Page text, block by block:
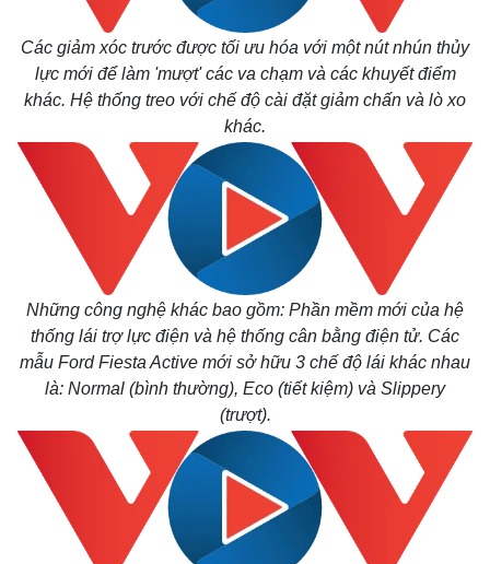
Thế giới
Quan sát
Cuộc sống đó đây
Multimedia
Video
Ảnh
E-Magazine
Infographic
Các giảm xóc trước được tối ưu hóa với một nút nhún thủy
lực mới để làm 'mượt' các va chạm và các khuyết điểm
khác. Hệ thống treo với chế độ cài đặt giảm chấn và lò xo
khác.
Những công nghệ khác bao gồm: Phần mềm mới của hệ
thống lái trợ lực điện và hệ thống cân bằng điện tử. Các
mẫu Ford Fiesta Active mới sở hữu 3 chế độ lái khác nhau
là: Normal (bình thường), Eco (tiết kiệm) và Slippery
(trượt).